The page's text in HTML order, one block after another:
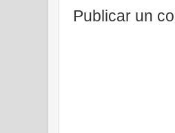
Publicar un